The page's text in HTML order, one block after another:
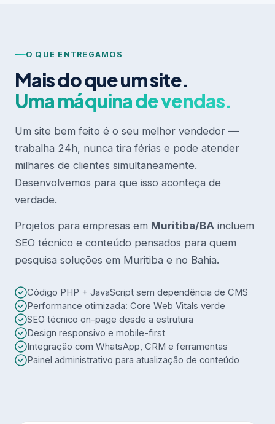
O QUE ENTREGAMOS
Mais do que um site.
Uma máquina de vendas.
Um site bem feito é o seu melhor vendedor —
trabalha 24h, nunca tira férias e pode atender
milhares de clientes simultaneamente.
Desenvolvemos para que isso aconteça de
verdade.
Projetos para empresas em Muritiba/BA incluem
SEO técnico e conteúdo pensados para quem
pesquisa soluções em Muritiba e no Bahia.
Código PHP + JavaScript sem dependência de CMS
Performance otimizada: Core Web Vitals verde
SEO técnico on-page desde a estrutura
Design responsivo e mobile-first
Integração com WhatsApp, CRM e ferramentas
Painel administrativo para atualização de conteúdo